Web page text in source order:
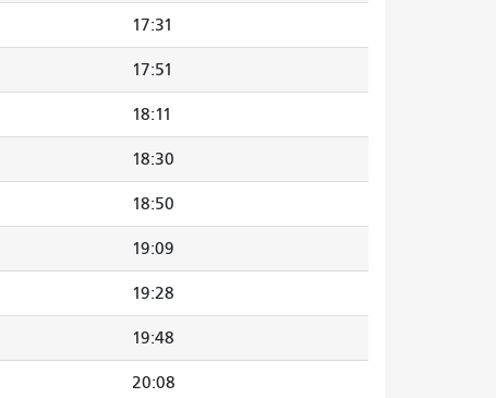
17:31
17:51
18:11
18:30
18:50
19:09
19:28
19:48
20:08